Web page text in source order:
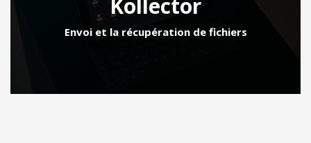
Kollector
Envoi et la récupération de fichiers